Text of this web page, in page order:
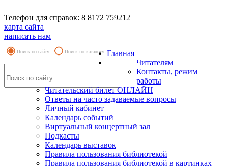
Телефон для справок: 8 8172 759212
карта сайта
написать нам
Поиск по сайту Поиск по каталогу Главная
Читателям
Контакты, режим
работы
Читательский билет ОНЛАЙН
Ответы на часто задаваемые вопросы
Личный кабинет
Календарь событий
Виртуальный концертный зал
Подкасты
Календарь выставок
Правила пользования библиотекой
Правила пользования библиотекой в картинках